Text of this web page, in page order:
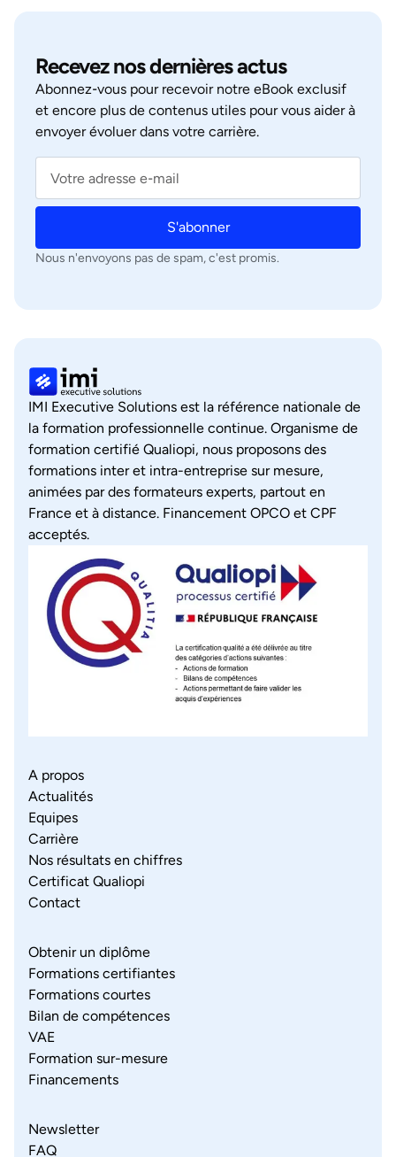
Recevez nos dernières actus
Abonnez‑vous pour recevoir notre eBook exclusif
et encore plus de contenus utiles pour vous aider à
envoyer évoluer dans votre carrière.
S'abonner
Nous n'envoyons pas de spam, c'est promis.
IMI Executive Solutions est la référence nationale de
la formation professionnelle continue. Organisme de
formation certifié Qualiopi, nous proposons des
formations inter et intra-entreprise sur mesure,
animées par des formateurs experts, partout en
France et à distance. Financement OPCO et CPF
acceptés.
A propos
Actualités
Equipes
Carrière
Nos résultats en chiffres
Certificat Qualiopi
Contact
Obtenir un diplôme
Formations certifiantes
Formations courtes
Bilan de compétences
VAE
Formation sur-mesure
Financements
Newsletter
FAQ